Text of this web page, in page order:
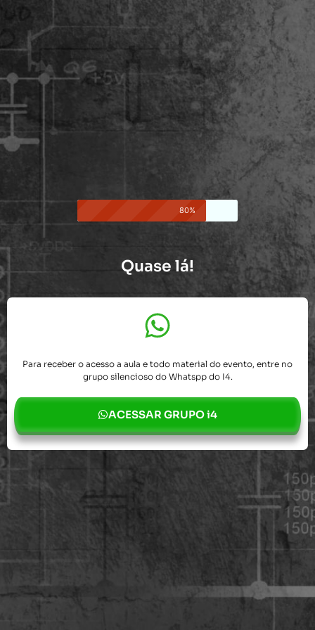
80%
Quase lá!
Para receber o acesso a aula e todo material do evento, entre no
grupo silencioso do Whatspp do I4.
ACESSAR GRUPO i4